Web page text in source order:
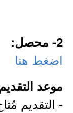
2- محصل:
اضغط هنا
موعد
- التقديم